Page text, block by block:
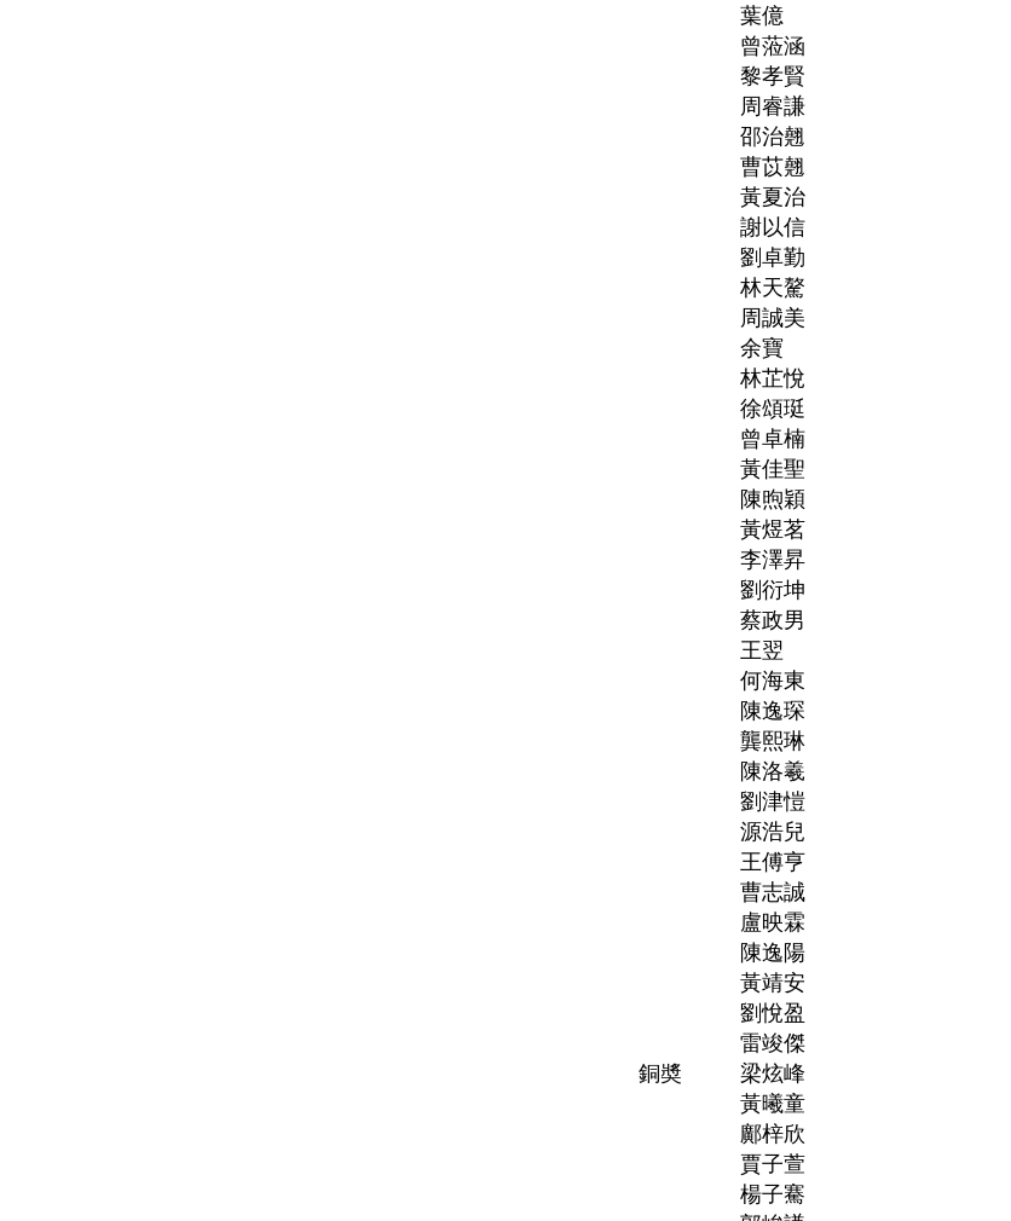
銅奬
葉億
曾蒞涵
黎孝賢
周睿謙
邵治翹
曹苡翹
黃夏治
謝以信
劉卓勤
林天驁
周誠美
余寶
林芷悅
徐頌珽
曾卓楠
黃佳聖
陳煦穎
黃煜茗
李澤昇
劉衍坤
蔡政男
王翌
何海東
陳逸琛
龔熙琳
陳洛羲
劉津愷
源浩兒
王傅亨
曹志誠
盧映霖
陳逸陽
黃靖安
劉悅盈
雷竣傑
梁炫峰
黃曦童
鄺梓欣
賈子萱
楊子騫